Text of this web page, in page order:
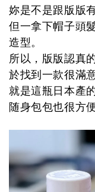
妳是不是跟版版
但一拿下帽子頭
造型。
所以，版版認真
於找到一款很滿
就是這瓶日本產
随身包包也很方便